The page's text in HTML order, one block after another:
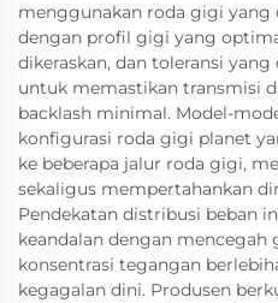
menggunakan roda gigi yang
dengan profil gigi yang
dikeraskan, dan toleransi
untuk memastikan transmisi
backlash minimal. Model-
konfigurasi roda gigi planet
ke beberapa jalur roda gigi,
sekaligus mempertahankan
Pendekatan distribusi beban
keandalan dengan
konsentrasi tegangan
kegagalan dini. Produsen